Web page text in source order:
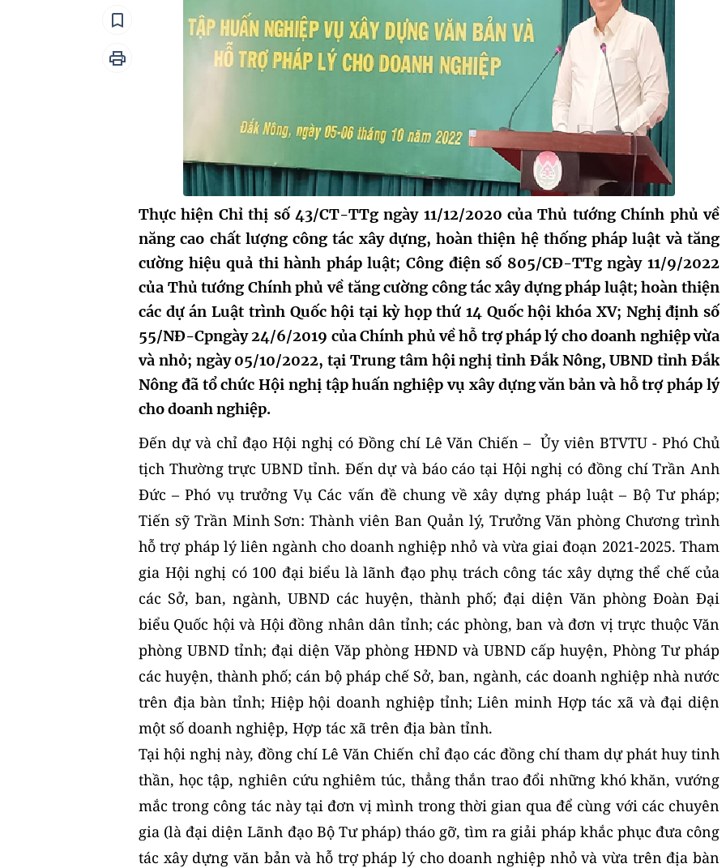
Thực hiện Chỉ thị số 43/CT-TTg ngày 11/12/2020 của Thủ tướng Chính phủ về
năng cao chất lượng công tác xây dựng, hoàn thiện hệ thống pháp luật và tăng
cường hiệu quả thi hành pháp luật; Công điện số 805/CĐ-TTg ngày 11/9/2022
của Thủ tướng Chính phủ về tăng cường công tác xây dựng pháp luật; hoàn thiện
các dự án Luật trình Quốc hội tại kỳ họp thứ 14 Quốc hội khóa XV; Nghị định số
55/NĐ-Cpngày 24/6/2019 của Chính phủ về hỗ trợ pháp lý cho doanh nghiệp vừa
và nhỏ; ngày 05/10/2022, tại Trung tâm hội nghị tỉnh Đắk Nông, UBND tỉnh Đắk
Nông đã tổ chức Hội nghị tập huấn nghiệp vụ xây dựng văn bản và hỗ trợ pháp lý
cho doanh nghiệp.
Đến dự và chỉ đạo Hội nghị có Đồng chí Lê Văn Chiến – Ủy viên BTVTU - Phó Chủ
tịch Thường trực UBND tỉnh. Đến dự và báo cáo tại Hội nghị có đồng chí Trần Anh
Đức – Phó vụ trưởng Vụ Các vấn đề chung về xây dựng pháp luật – Bộ Tư pháp;
Tiến sỹ Trần Minh Sơn: Thành viên Ban Quản lý, Trưởng Văn phòng Chương trình
hỗ trợ pháp lý liên ngành cho doanh nghiệp nhỏ và vừa giai đoạn 2021-2025. Tham
gia Hội nghị có 100 đại biểu là lãnh đạo phụ trách công tác xây dựng thể chế của
các Sở, ban, ngành, UBND các huyện, thành phố; đại diện Văn phòng Đoàn Đại
biểu Quốc hội và Hội đồng nhân dân tỉnh; các phòng, ban và đơn vị trực thuộc Văn
phòng UBND tỉnh; đại diện Văp phòng HĐND và UBND cấp huyện, Phòng Tư pháp
các huyện, thành phố; cán bộ pháp chế Sở, ban, ngành, các doanh nghiệp nhà nước
trên địa bàn tỉnh; Hiệp hội doanh nghiệp tỉnh; Liên minh Hợp tác xã và đại diện
một số doanh nghiệp, Hợp tác xã trên địa bàn tỉnh.
Tại hội nghị này, đồng chí Lê Văn Chiến chỉ đạo các đồng chí tham dự phát huy tinh
thần, học tập, nghiên cứu nghiêm túc, thẳng thắn trao đổi những khó khăn, vướng
mắc trong công tác này tại đơn vị mình trong thời gian qua để cùng với các chuyên
gia (là đại diện Lãnh đạo Bộ Tư pháp) tháo gỡ, tìm ra giải pháp khắc phục đưa công
tác xây dựng văn bản và hỗ trợ pháp lý cho doanh nghiệp nhỏ và vừa trên địa bàn